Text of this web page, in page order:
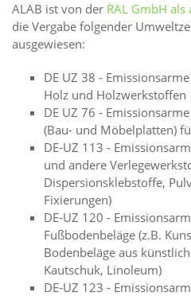
ALAB ist von der RAL GmbH
die Vergabe folgender
ausgewiesen:
DE UZ 38 -
Holz und Holzwerkstoffen
DE UZ 76 -
(Bau- und Möbelplatten)
DE-UZ 113 -
und andere
Dispersionsklebstoffe,
Fixierungen)
DE-UZ 120 -
Fußbodenbeläge (z.B.
Bodenbeläge aus
Kautschuk, Linoleum)
DE-UZ 123 -